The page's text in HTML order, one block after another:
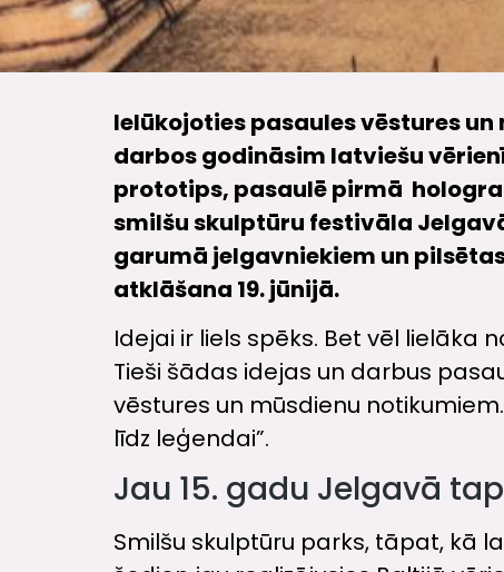
Ielūkojoties pasaules vēstures
darbos godināsim latviešu
prototips, pasaulē pirmā
smilšu skulptūru festivāla
garumā jelgavniekiem un
atklāšana 19. jūnijā.
Idejai ir liels spēks. Bet vēl
Tieši šādas idejas un darbus
vēstures un mūsdienu
līdz leģendai”.
Jau 15. gadu Jelgavā
Smilšu skulptūru parks, tāpat, kā